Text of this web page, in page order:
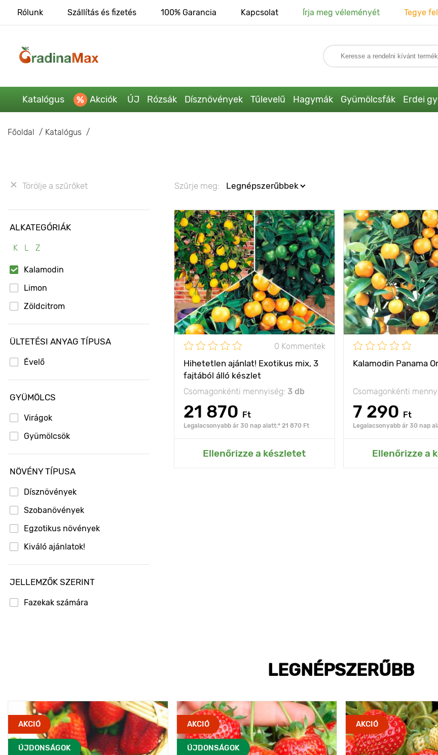
Rólunk Szállítás és fizetés 100% Garancia Kapcsolat Írja meg véleményét Tegye
Katalógus Akciók ÚJ Rózsák Dísznövények Tűlevelű Hagymák Gyümölcsfák Erdei
Főoldal Katalógus
Törölje a szűrőket
ALKATEGÓRIÁK
K L Z
Kalamodin
Limon
Zöldcitrom
ÜLTETÉSI ANYAG TÍPUSA
Évelő
GYÜMÖLCS
Virágok
Gyümölcsök
NÖVÉNY TÍPUSA
Dísznövények
Szobanövények
Egzotikus növények
Kiváló ajánlatok!
JELLEMZŐK SZERINT
Fazekak számára
Szűrje meg: Legnépszerűbbek
0 Kommentek
Hihetetlen ajánlat! Exotikus mix, 3
fajtából álló készlet
Csomagonkénti mennyiség: 3 db
21 870 Ft
Legalacsonyabb ár 30 nap alatt:* 21 870 Ft
Ellenőrizze a készletet
Jellemzők
minden vitamin egy
helyen!
Kifejlett kori
magasság
60 - 180 cm
Ültetési távolság
1 növények
konténerenként
Fényigény szórt fény
Hozzáadás az Én kertemhez
Kalamodin Panama
Csomagonkénti
7 290 Ft
Legalacsonyabb ár 30 nap
Ellenőrizze a
Jellemzők
Kifejlett kori
magasság
Ültetési távolság
Fényigény
Hozzáadás az
LEGNÉPSZERŰBB
AKCIÓ
ÚJDONSÁGOK
AKCIÓ
ÚJDONSÁGOK
AKCIÓ